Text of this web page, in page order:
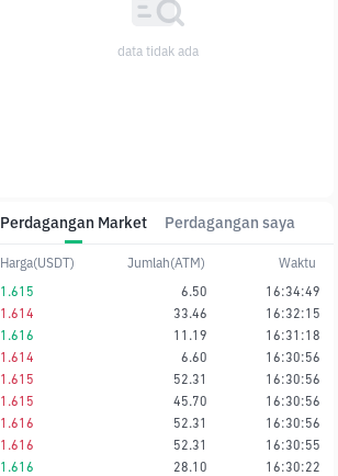
Perdagangan Market Perdagangan saya
Harga(USDT) Jumlah(ATM)
Waktu
1.615
6.50
16:34:49
1.614
33.46
16:32:15
1.616
11.19
16:31:18
1.614
6.60
16:30:56
1.615
52.31
16:30:56
1.615
45.70
16:30:56
1.616
52.31
16:30:56
1.616
52.31
16:30:55
1.616
28.10
16:30:22
data tidak ada